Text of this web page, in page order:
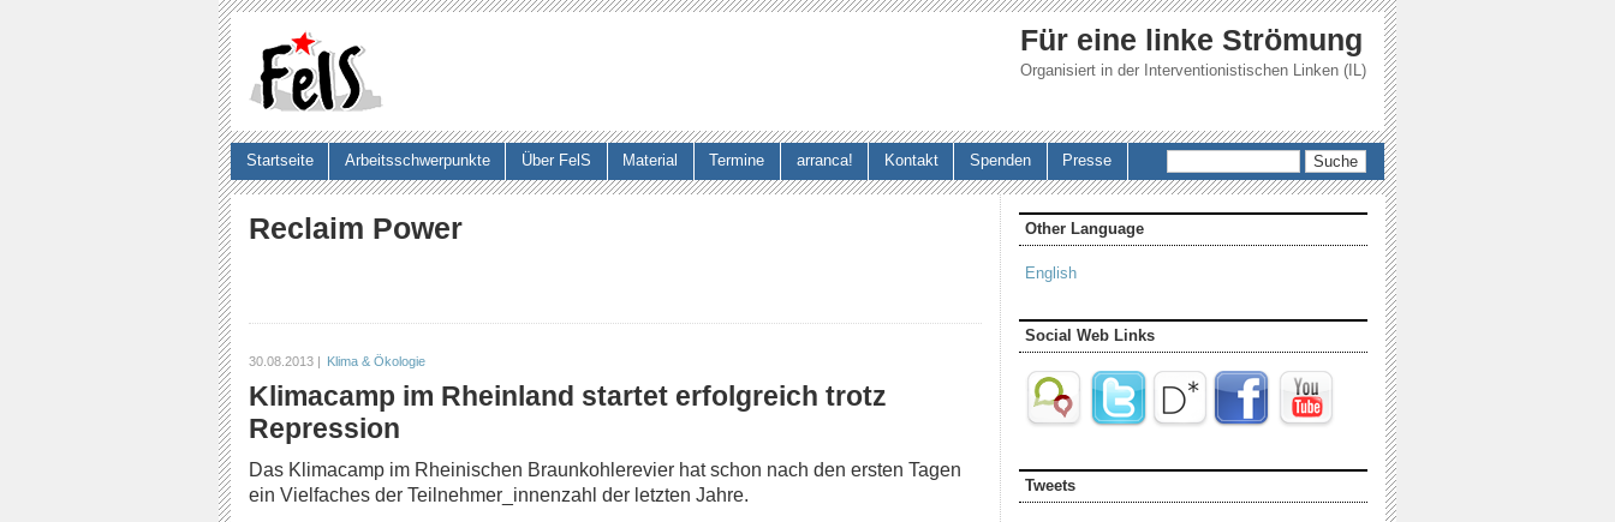
Jump to navigation
Für eine linke Strömung
Organisiert in der Interventionistischen Linken (IL)
Reclaim Power
30.08.2013 | Klima & Ökologie
Klimacamp im Rheinland startet erfolgreich trotz
Repression
Das Klimacamp im Rheinischen Braunkohlerevier hat schon nach den ersten Tagen
ein Vielfaches der Teilnehmer_innenzahl der letzten Jahre.
Startseite Arbeitsschwerpunkte Über FelS Material Termine arranca! Kontakt Spenden Presse
Suchformular
Other Language
English
Social Web Links
Tweets